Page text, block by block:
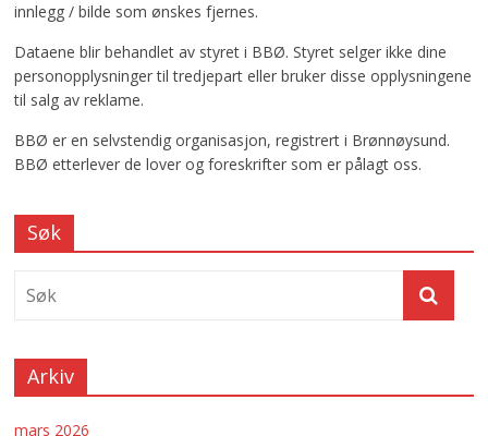
innlegg / bilde som ønskes fjernes.
Dataene blir behandlet av styret i BBØ. Styret selger ikke dine
personopplysninger til tredjepart eller bruker disse opplysningene
til salg av reklame.
BBØ er en selvstendig organisasjon, registrert i Brønnøysund.
BBØ etterlever de lover og foreskrifter som er pålagt oss.
Søk
Arkiv
mars 2026